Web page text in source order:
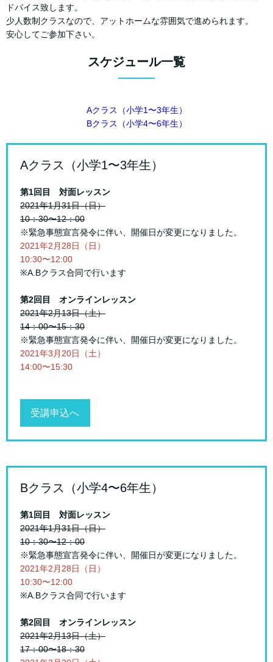
ドバイス致します。
少人数制クラスなので、アットホームな雰囲気で進められます。
安心してご参加下さい。
スケジュール一覧
Aクラス（小学1〜3年生）
Bクラス（小学4〜6年生）
Aクラス（小学1〜3年生）
第1回目 対面レッスン
2021年1月31日（日）
10：30〜12：00
※緊急事態宣言発令に伴い、開催日が変更になりました。
2021年2月28日（日）
10:30〜12:00
※A.Bクラス合同で行います
第2回目 オンラインレッスン
2021年2月13日（土）
14：00〜15：30
※緊急事態宣言発令に伴い、開催日が変更になりました。
2021年3月20日（土）
14:00〜15:30
受講申込へ
Bクラス（小学4〜6年生）
第1回目 対面レッスン
2021年1月31日（日）
10：30〜12：00
※緊急事態宣言発令に伴い、開催日が変更になりました。
2021年2月28日（日）
10:30〜12:00
※A.Bクラス合同で行います
第2回目 オンラインレッスン
2021年2月13日（土）
17：00〜18：30